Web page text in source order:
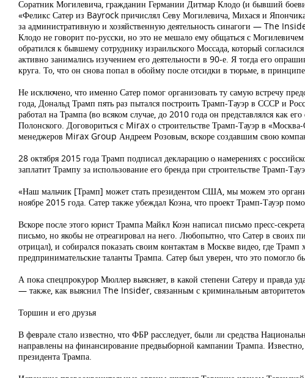
Соратник Могилевича, гражданин Германии Дитмар Клодо (и бывший
«Феликс Сатер из Bayrock причислял Севу Могилевича, Михася и
за административную и хозяйственную деятельность синагоги — The
Клодо не говорит по-русски, но это не мешало ему общаться с
обратился к бывшему сотруднику израильского Моссада, который
активно занимались изучением его деятельности в 90-е. Я тогда его
круга. То, что он снова попал в обойму после отсидки в тюрьме, в
Не исключено, что именно Сатер помог организовать ту самую встречу
года, Дональд Трамп пять раз пытался построить Трамп-Тауэр в СССР и
работал на Трампа (во всяком случае, до 2010 года он представлялся как
Полонского. Договориться с Mirax о строительстве Трамп-Тауэр в
менеджеров Mirax Group Андреем Розовым, вскоре создавшим свою
28 октября 2015 года Трамп подписал декларацию о намерениях с
заплатит Трампу за использование его бренда при строительстве Трамп-
«Наш мальчик [Трамп] может стать президентом США, мы можем это
ноябре 2015 года. Сатер также убеждал Коэна, что проект Трамп-Тауэр
Вскоре после этого юрист Трампа Майкл Коэн написал письмо пресс-
письмо, но якобы не отреагировал на него. Любопытно, что Сатер в своих
отрицал), и собирался показать своим контактам в Москве видео, где
предпринимательские таланты Трампа. Сатер был уверен, что это помогло
А пока спецпрокурор Мюллер выясняет, в какой степени Сатеру и правда
— также, как выяснил The Insider, связанным с криминальным
Торшин и его друзья
В феврале стало известно, что ФБР расследует, были ли средства
направлены на финансирование предвыборной кампании Трампа.
президента Трампа.